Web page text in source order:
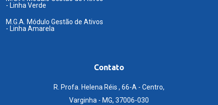
- Linha Verde
M.G.A. Módulo Gestão de Ativos
- Linha Amarela
Contato
R. Profa. Helena Réis , 66-A - Centro,
Varginha - MG, 37006-030